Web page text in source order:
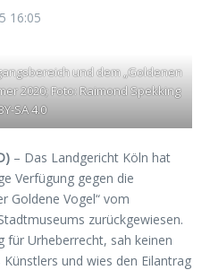
16:05
und dem „Goldenen
2020; Foto: Raimond Spekking
SA 4.0
– Das Landgericht Köln hat
Verfügung gegen die
Goldene Vogel“ vom
zurückgewiesen.
für Urheberrecht, sah keinen
und wies den Eilantrag